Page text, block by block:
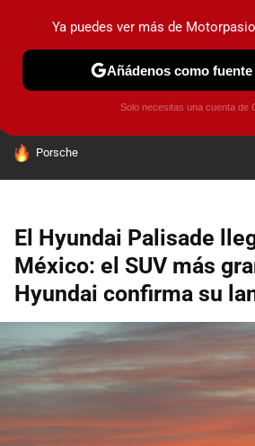
PRUEBAS INDUSTRIA HOY NO
HOY SE HABLA DE
Porsche
El Hyundai Palisade
México: el SUV más
Hyundai confirma su
Ya puedes ver más de
Añádenos como
Solo necesitas una cuenta de